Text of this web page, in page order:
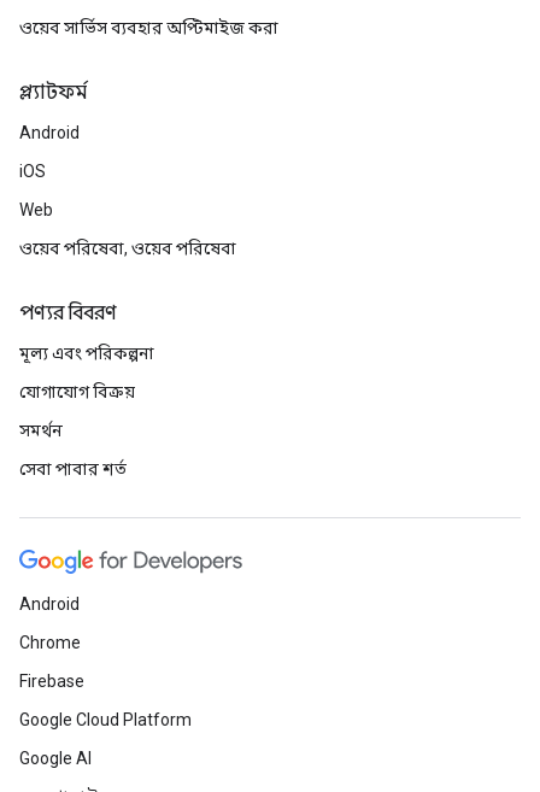
ওয়েব সার্ভিস ব্যবহার অপ্টিমাইজ করা
প্ল্যাটফর্ম
Android
iOS
Web
ওয়েব পরিষেবা, ওয়েব পরিষেবা
পণ্যর বিবরণ
মূল্য এবং পরিকল্পনা
যোগাযোগ বিক্রয়
সমর্থন
সেবা পাবার শর্ত
Android
Chrome
Firebase
Google Cloud Platform
Google AI